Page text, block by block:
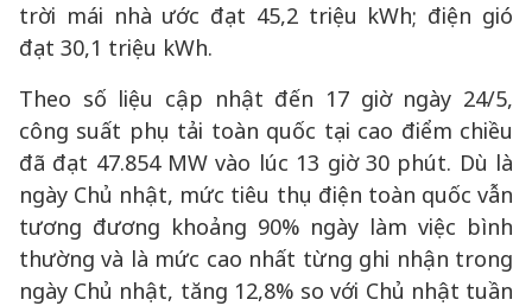
trời mái nhà ước đạt 45,2 triệu kWh; điện gió
đạt 30,1 triệu kWh.
Theo số liệu cập nhật đến 17 giờ ngày 24/5,
công suất phụ tải toàn quốc tại cao điểm chiều
đã đạt 47.854 MW vào lúc 13 giờ 30 phút. Dù là
ngày Chủ nhật, mức tiêu thụ điện toàn quốc vẫn
tương đương khoảng 90% ngày làm việc bình
thường và là mức cao nhất từng ghi nhận trong
ngày Chủ nhật, tăng 12,8% so với Chủ nhật tuần